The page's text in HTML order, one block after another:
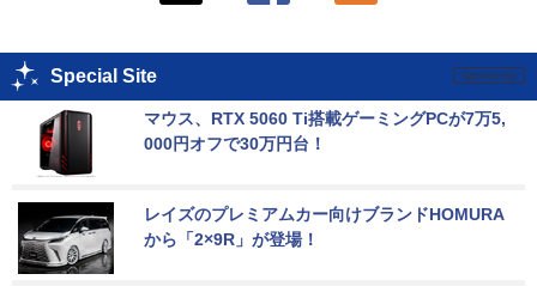
Special Site
マウス、RTX 5060 Ti搭載ゲーミングPCが7万5,
000円オフで30万円台！
レイズのプレミアムカー向けブランドHOMURA
から「2×9R」が登場！